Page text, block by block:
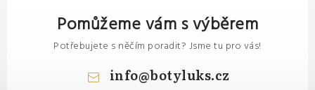
Pomůžeme vám s výběrem
Potřebujete s něčím poradit? Jsme tu pro vás!
info@botyluks.cz